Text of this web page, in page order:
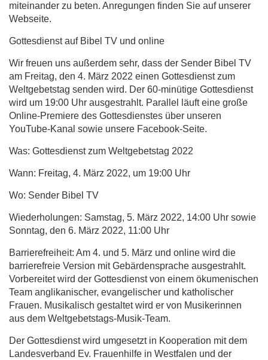
miteinander zu beten. Anregungen finden Sie auf unserer
Webseite.
Gottesdienst auf Bibel TV und online
Wir freuen uns außerdem sehr, dass der Sender Bibel TV
am Freitag, den 4. März 2022 einen Gottesdienst zum
Weltgebetstag senden wird. Der 60-minütige Gottesdienst
wird um 19:00 Uhr ausgestrahlt. Parallel läuft eine große
Online-Premiere des Gottesdienstes über unseren
YouTube-Kanal sowie unsere Facebook-Seite.
Was: Gottesdienst zum Weltgebetstag 2022
Wann: Freitag, 4. März 2022, um 19:00 Uhr
Wo: Sender Bibel TV
Wiederholungen: Samstag, 5. März 2022, 14:00 Uhr sowie
Sonntag, den 6. März 2022, 11:00 Uhr
Barrierefreiheit: Am 4. und 5. März und online wird die
barrierefreie Version mit Gebärdensprache ausgestrahlt.
Vorbereitet wird der Gottesdienst von einem ökumenischen
Team anglikanischer, evangelischer und katholischer
Frauen. Musikalisch gestaltet wird er von Musikerinnen
aus dem Weltgebetstags-Musik-Team.
Der Gottesdienst wird umgesetzt in Kooperation mit dem
Landesverband Ev. Frauenhilfe in Westfalen und der